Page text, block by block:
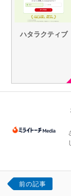
ハタラクティブ
前の記事